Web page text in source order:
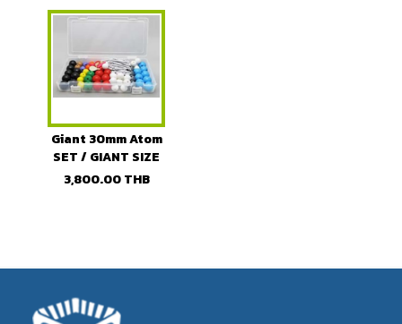
Giant 30mm Atom
SET / GIANT SIZE
3,800.00 THB